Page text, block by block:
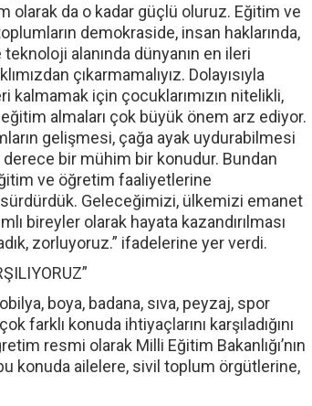
olarak da o kadar güçlü oluruz. Eğitim ve
demokraside, insan haklarında,
alanında dünyanın en ileri
çıkarmamalıyız. Dolayısıyla
kalmamak için çocuklarımızın nitelikli,
almaları çok büyük önem arz ediyor.
gelişmesi, çağa ayak uydurabilmesi
bir mühim bir konudur. Bundan
ve öğretim faaliyetlerine
Geleceğimizi, ülkemizi emanet
bireyler olarak hayata kazandırılması
zorluyoruz.” ifadelerine yer verdi.
boya, badana, sıva, peyzaj, spor
farklı konuda ihtiyaçlarını karşıladığını
resmi olarak Milli Eğitim Bakanlığı’nın
konuda ailelere, sivil toplum örgütlerine,